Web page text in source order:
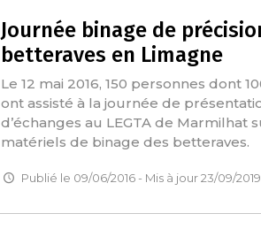
Journée binage de
betteraves en Limagne
Le 12 mai 2016, 150 personnes dont
ont assisté à la journée de
d’échanges au LEGTA de Marmilhat
matériels de binage des betteraves.
Publié le 09/06/2016 - Mis à jour 23/09/2019